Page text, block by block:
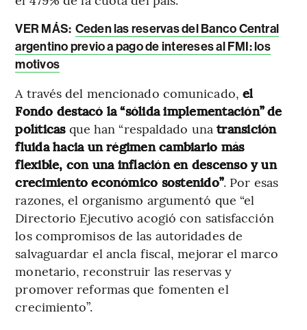
VER MÁS: Ceden las reservas del Banco Central
argentino previo a pago de intereses al FMI: los
motivos
A través del mencionado comunicado, el
Fondo destacó la “sólida implementación” de
políticasque han “respaldado unatransición
fluida hacia un régimen cambiario más
flexible, con una inflación en descenso y un
crecimiento económico sostenido”. Por esas
razones, el organismo argumentó que “el
Directorio Ejecutivo acogió con satisfacción
los compromisos de las autoridades de
salvaguardar el ancla fiscal, mejorar el marco
monetario, reconstruir las reservas y
promover reformas que fomenten el
crecimiento”.